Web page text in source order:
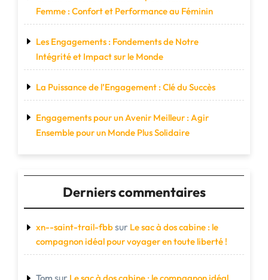
Femme : Confort et Performance au Féminin
Les Engagements : Fondements de Notre
Intégrité et Impact sur le Monde
La Puissance de l’Engagement : Clé du Succès
Engagements pour un Avenir Meilleur : Agir
Ensemble pour un Monde Plus Solidaire
Derniers commentaires
xn--saint-trail-fbbsur Le sac à dos cabine : le
compagnon idéal pour voyager en toute liberté !